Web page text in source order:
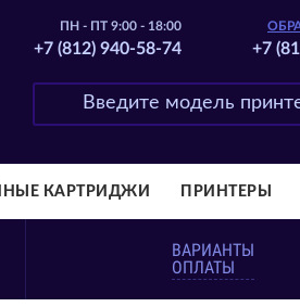
ПН - ПТ 9:00 - 18:00
+7 (812) 940-58-74 +7
КАРТРИДЖИ ПРИНТЕРЫ
ВАРИАНТЫ
ОПЛАТЫ